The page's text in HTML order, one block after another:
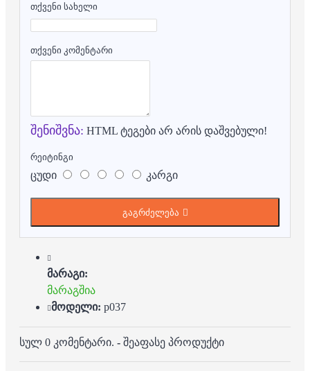
თქვენი სახელი
თქვენი კომენტარი
შენიშვნა: HTML ტეგები არ არის დაშვებული!
რეიტინგი
ცუდი კარგი
გაგრძელება
მარაგი:
მარაგშია
მოდელი: p037
სულ 0 კომენტარი. - შეაფასე პროდუქტი